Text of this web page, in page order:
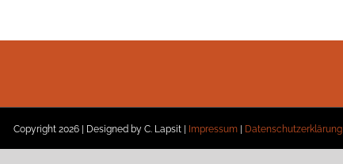
Copyright 2026 | Designed by C. Lapsit | Impressum| Datenschutzerklärung